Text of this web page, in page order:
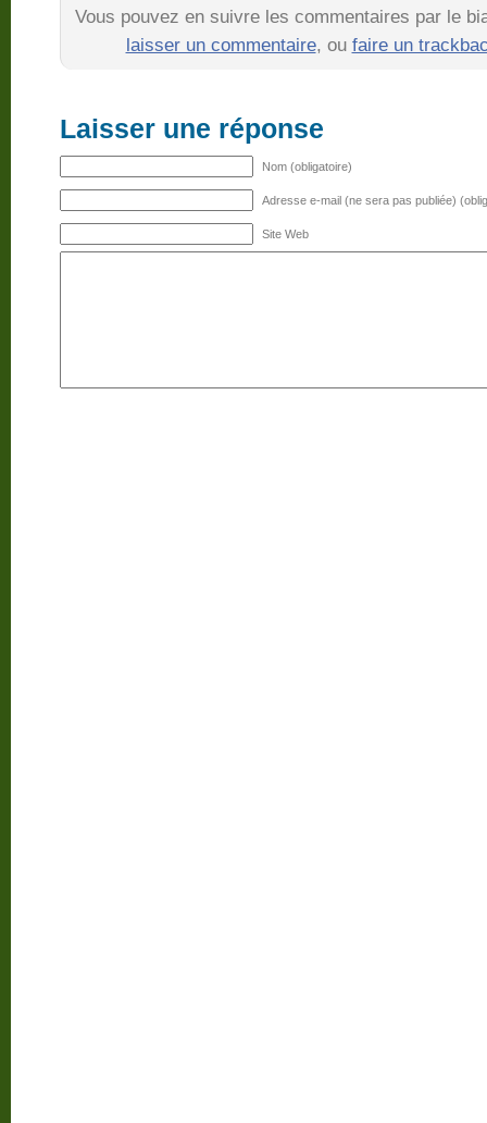
Vous pouvez en suivre les commentaires par le
laisser un commentaire, ou faire un
Laisser une réponse
Nom (obligatoire)
Adresse e-mail (ne sera pas publiée)
Site Web